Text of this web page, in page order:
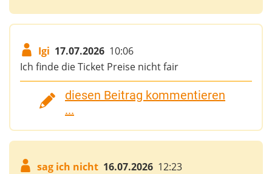
Igi 17.07.2026 10:06
Ich finde die Ticket Preise nicht fair
diesen Beitrag kommentieren
...
sag ich nicht 16.07.2026 12:23